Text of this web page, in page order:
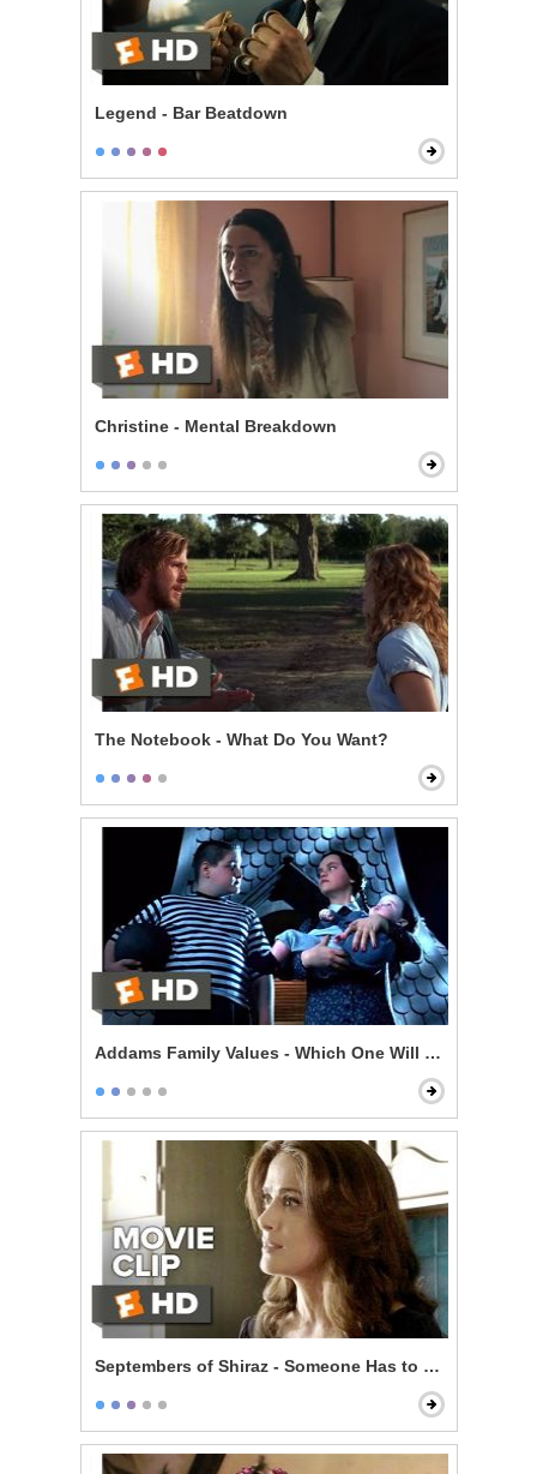
Legend - Bar Beatdown
Christine - Mental Breakdown
The Notebook - What Do You Want?
Addams Family Values - Which One Will Bounce?
Septembers of Shiraz - Someone Has to Pay